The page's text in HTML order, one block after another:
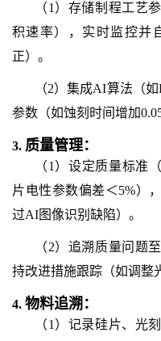
（1）存储制程工艺
积速率），实时监控并
正）。
（2）集成AI算法（
参数（如蚀刻时间增加
3. 质量管理：
（1）设定质量标准
片电性参数偏差＜5%）
过AI图像识别缺陷）。
（2）追溯质量问题
持改进措施跟踪（如调整
4. 物料追溯：
（1）记录硅片、光